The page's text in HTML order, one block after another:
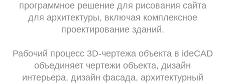
программное решение для рисования сайта
для архитектуры, включая комплексное
проектирование зданий.
Рабочий процесс 3D-чертежа объекта в ideCAD
объединяет чертежи объекта, дизайн
интерьера, дизайн фасада, архитектурный